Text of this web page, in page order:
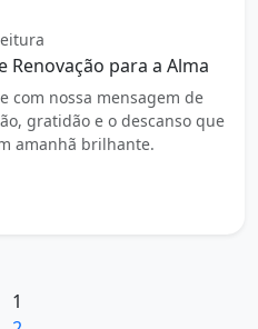
Renovação para a Alma
com nossa mensagem de
gratidão e o descanso que
amanhã brilhante.
1